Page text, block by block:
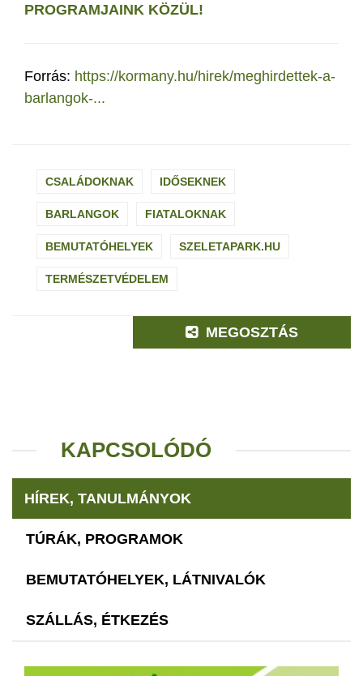
PROGRAMJAINK KÖZÜL!
Forrás: https://kormany.hu/hirek/meghirdettek-a-
barlangok-...
CSALÁDOKNAK IDŐSEKNEK
BARLANGOK FIATALOKNAK
BEMUTATÓHELYEK SZELETAPARK.HU
TERMÉSZETVÉDELEM
MEGOSZTÁS
KAPCSOLÓDÓ
HÍREK, TANULMÁNYOK
TÚRÁK, PROGRAMOK
BEMUTATÓHELYEK, LÁTNIVALÓK
SZÁLLÁS, ÉTKEZÉS